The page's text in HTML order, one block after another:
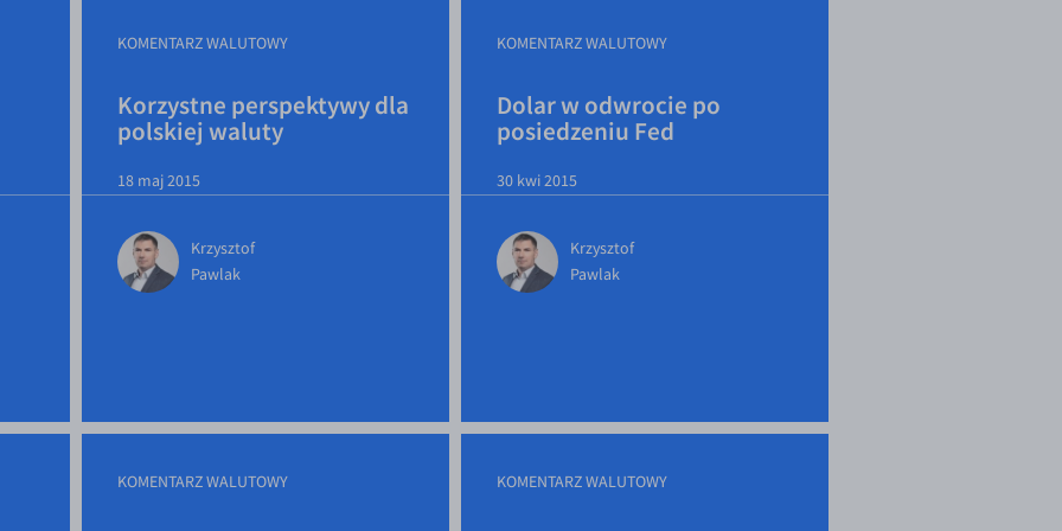
KOMENTARZ WALUTOWY
Korzystne perspektywy dla
polskiej waluty
18 maj 2015
Krzysztof
Pawlak
KOMENTARZ WALUTOWY
Dolar w odwrocie po
posiedzeniu Fed
30 kwi 2015
Krzysztof
Pawlak
KOMENTARZ WALUTOWY KOMENTARZ WALUTOWY